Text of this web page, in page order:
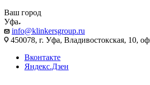
Ваш город
Уфа
info@klinkersgroup.ru
450078, г. Уфа, Владивостокская, 10,
Вконтакте
Яндекс.Дзен